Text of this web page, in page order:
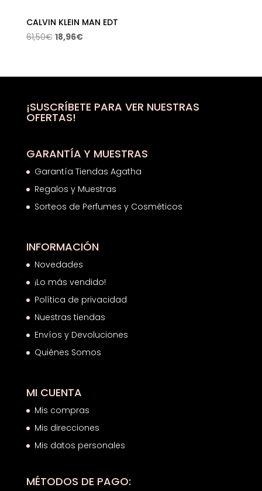
CALVIN KLEIN MAN EDT
61,50€ El
era:
18,96€El
es:
¡SUSCRÍBETE PARA VER NUESTRAS
OFERTAS!
GARANTÍA Y MUESTRAS
Garantía Tiendas Agatha
Regalos y Muestras
Sorteos de Perfumes y Cosméticos
INFORMACIÓN
Novedades
¡Lo más vendido!
Política de privacidad
Nuestras tiendas
Envíos y Devoluciones
Quiénes Somos
MI CUENTA
Mis compras
Mis direcciones
Mis datos personales
MÉTODOS DE PAGO: